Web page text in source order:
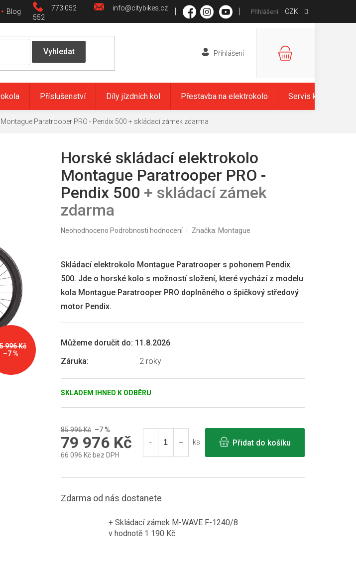
773 052
552
info@citybikes.cz
Blog CZK
Přihlášení
NÁKUPNÍ
Příslušenství Díly jízdních kol Přestavba na elektrokolo Servis kol
Paratrooper PRO - Pendix 500 + skládací zámek zdarma
996 Kč
–7 %
SKLADEM IHNED K ODBĚRU
Můžeme doručit do: 11.8.2026
Záruka: 2 roky
Zdarma od nás dostanete
+ Skládací zámek M-WAVE F-1240/8
v hodnotě 1 190 Kč
Skládací elektrokolo Montague Paratrooper s pohonem Pendix
500. Jde o horské kolo s možností složení, které vychází z modelu
kola Montague Paratrooper PRO doplněného o špičkový středový
motor Pendix.
Horské skládací elektrokolo
Montague Paratrooper PRO -
Pendix 500 + skládací zámek
zdarma
Průměrné
0,0
5
hvězdiček.
Neohodnoceno Podrobnosti hodnocení Značka: Montague
85 996 Kč –7 %
79 976 Kč
66 096 Kč bez DPH
ks Přidat do košíku